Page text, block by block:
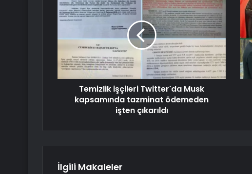
Temizlik işçileri Twitter'da Musk
kapsamında tazminat ödemeden
işten çıkarıldı
İlgili Makaleler